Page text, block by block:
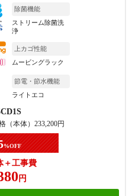
除菌機能
ストリーム除菌洗
浄
上カゴ性能
ムービングラック
節電・節水機能
ライトエコ
（本体） 233,200円
%OFF
＋工事費
円